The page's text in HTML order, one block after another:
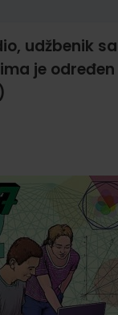
dio, udžbenik
je